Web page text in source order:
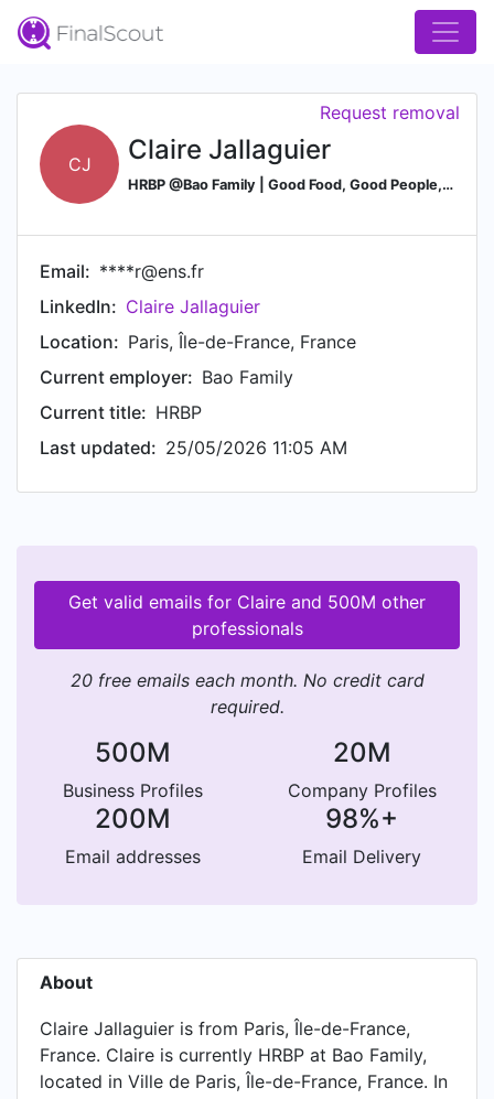
CJ Claire Jallaguier
HRBP @Bao Family | Good Food, Good People, Cool Place
Request removal
Email: ****r@ens.fr
LinkedIn: Claire Jallaguier
Location: Paris, Île-de-France, France
Current employer: Bao Family
Current title: HRBP
Last updated: 25/05/2026 11:05 AM
Get valid emails for Claire and 500M other
professionals
20 free emails each month. No credit card
required.
500M
Business Profiles
20M
Company Profiles
200M
Email addresses
98%+
Email Delivery
About
Claire Jallaguier is from Paris, Île-de-France,
France. Claire is currently HRBP at Bao Family,
located in Ville de Paris, Île-de-France, France. In